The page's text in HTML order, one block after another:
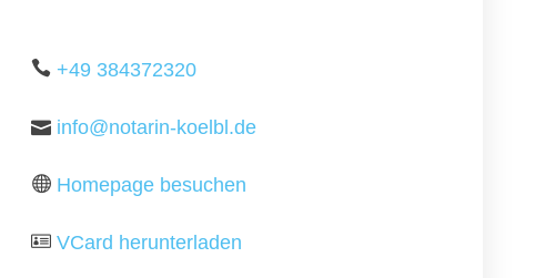
+49 384372320
info@notarin-koelbl.de
Homepage besuchen
VCard herunterladen